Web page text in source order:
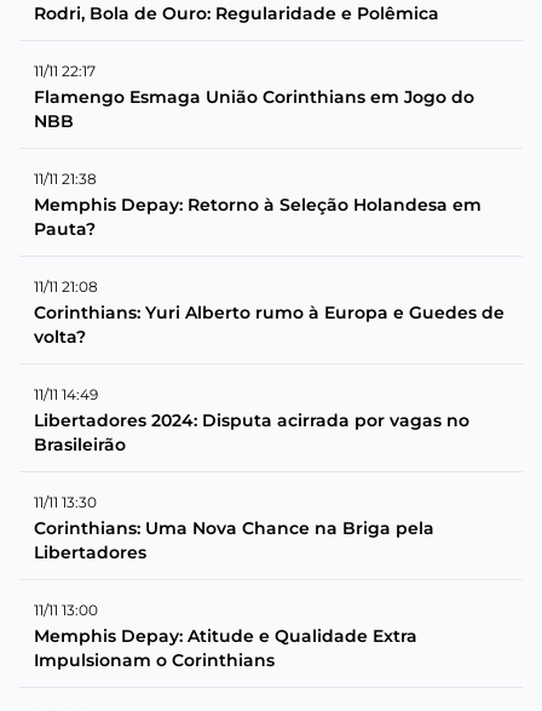
Rodri, Bola de Ouro: Regularidade e Polêmica
11/11 22:17
Flamengo Esmaga União Corinthians em Jogo do
NBB
11/11 21:38
Memphis Depay: Retorno à Seleção Holandesa em
Pauta?
11/11 21:08
Corinthians: Yuri Alberto rumo à Europa e Guedes de
volta?
11/11 14:49
Libertadores 2024: Disputa acirrada por vagas no
Brasileirão
11/11 13:30
Corinthians: Uma Nova Chance na Briga pela
Libertadores
11/11 13:00
Memphis Depay: Atitude e Qualidade Extra
Impulsionam o Corinthians